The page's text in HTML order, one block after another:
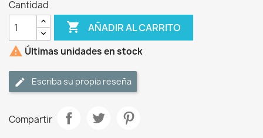
Cantidad
 AÑADIR AL CARRITO
 Últimas unidades en stock
Escriba su propia reseña
Compartir